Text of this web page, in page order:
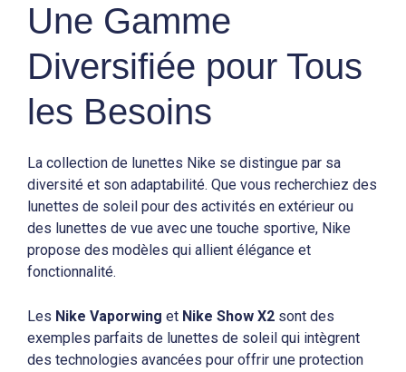
Une Gamme
Diversifiée pour Tous
les Besoins
La collection de lunettes Nike se distingue par sa
diversité et son adaptabilité. Que vous recherchiez des
lunettes de soleil pour des activités en extérieur ou
des lunettes de vue avec une touche sportive, Nike
propose des modèles qui allient élégance et
fonctionnalité.
Les Nike Vaporwing et Nike Show X2 sont des
exemples parfaits de lunettes de soleil qui intègrent
des technologies avancées pour offrir une protection